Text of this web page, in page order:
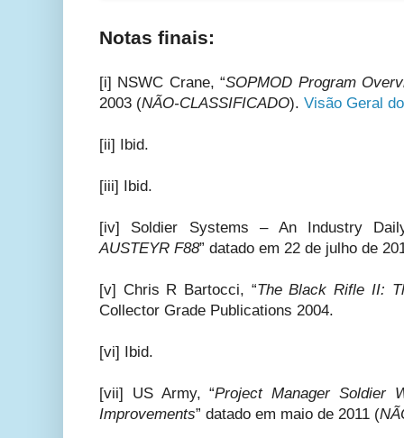
Notas finais:
[i] NSWC Crane, “SOPMOD Program
2003 (NÃO-CLASSIFICADO). Visão Geral
[ii] Ibid.
[iii] Ibid.
[iv] Soldier Systems – An Industry
AUSTEYR F88” datado em 22 de julho de
[v] Chris R Bartocci, “The Black Rifle II:
Collector Grade Publications 2004.
[vi] Ibid.
[vii] US Army, “Project Manager Soldier
Improvements” datado em maio de 2011 (